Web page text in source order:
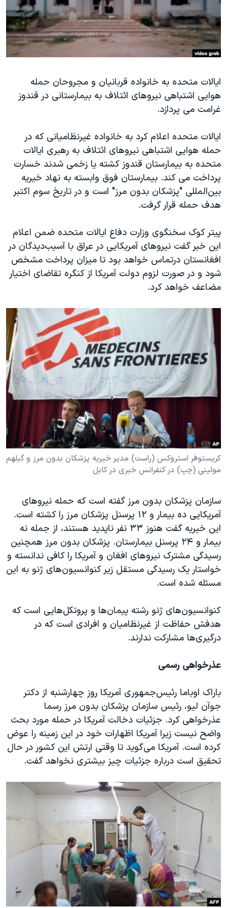
فرهنگ و زندگی
حقوق شهروندی
اقتصادی
اسرائیل در جنگ
گالری عکس
مستندها
انتخابات ریاست جمهوری آمریکا ۲۰۲۴
حمله جمهوری اسلامی به اسرائیل
ورزش زنان در ایران
اعتراضات زن، زندگی، آزادی
تریبونال مردمی آبان ۹۸
دادگاه حمید نوری
چهل سال گروگان‌گیری
قانون شفافیت دارائی کادر رهبری ایران
اعتراضات مردمی آبان ۹۸
اسرائیل در جنگ
نرگس محمدی برنده جایزه نوبل صلح
همایش محافظه‌کاران آمریکا «سی‌پک»
صفحه‌های ویژه
دنبال کنید
زبانهای مختلف
ایالات متحده به خانواده قربانیان و مجروحان حمله
هوایی اشتباهی نيروهای ائتلاف به بیمارستانی در قندوز
غرامت می پردازد.
ایالات متحده اعلام کرد به خانواده غیرنظامیانی که در
حمله هوایی اشتباهی نيروهای ائتلاف به رهبری ایالات
متحده به بیمارستان قندوز کشته یا زخمی شدند خسارت
پرداخت می کند. بیمارستان فوق وابسته به نهاد خیریه
بین‌المللی "پزشکان بدون مرز" است و در تاریخ سوم اکتبر
هدف حمله قرار گرفت.
پیتر کوک سخنگوی وزارت دفاع ایالات متحده ضمن اعلام
این خبر گفت نیروهای آمریکایی در عراق با آسیب‌دیدگان در
افغانستان درتماس خواهد بود تا میزان پرداخت مشخص
شود و در صورت لزوم دولت آمریکا از کنگره تقاضای اختیار
مضاعف خواهد کرد.
کریستوفر استروکس (راست) مدیر خیریه پزشکان بدون مرز و گیلهم
مولینی (چپ) در کنفرانس خبری در کابل
سازمان پزشکان بدون مرز گفته است که حمله نیروهای
آمریکایی ده بیمار و ۱۲ پرسنل پزشکان مرز را کشته است.
این خیریه گفت هنوز ۳۳ نفر ناپدید هستند، از جمله نه
بیمار و ۲۴ پرسنل بیمارستان. پزشکان بدون مرز همچنین
رسیدگی مشترک نیروهای افغان و آمریکا را کافی ندانسته و
خواستار یک رسیدگی مستقل زیر کنوانسیون‌های ژنو به این
مسئله شده است.
کنوانسیون‌های ژنو رشته پیمان‌ها و پروتکل‌هایی است که
هدفش حفاظت از غیرنظامیان و افرادی است که در
درگیری‌ها مشارکت ندارند.
عذرخواهی رسمی
باراک اوباما رئیس‌جمهوری آمریکا روز چهارشنبه از دکتر
جوآن لیو، رئیس سازمان پزشکان بدون مرز رسما
عذرخواهی کرد. جزئیات دخالت آمریکا در حمله مورد بحث
واضح نیست زیرا آمریکا اظهارات خود در این زمینه را عوض
کرده است. آمریکا می‌گوید تا وقتی ارتش این کشور در حال
تحقیق است درباره جزئیات چیز بیشتری نخواهد گفت.